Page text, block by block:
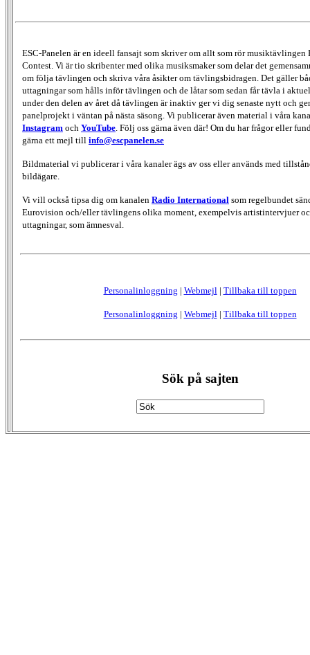
ESC-Panelen är en ideell fansajt som skriver om allt som rör musiktävlingen
Contest. Vi är tio skribenter med olika musiksmaker som delar det
om följa tävlingen och skriva våra åsikter om tävlingsbidragen. Det gäller
uttagningar som hålls inför tävlingen och de låtar som sedan får tävla i
under den delen av året då tävlingen är inaktiv ger vi dig senaste nytt och
panelprojekt i väntan på nästa säsong. Vi publicerar även material i våra
Instagram och YouTube . Följ oss gärna även där! Om du har frågor eller
gärna ett mejl till info@escpanelen.se
Bildmaterial vi publicerar i våra kanaler ägs av oss eller används med
bildägare.
Vi vill också tipsa dig om kanalen Radio International som regelbundet
Eurovision och/eller tävlingens olika moment, exempelvis artistintervjuer
uttagningar, som ämnesval.
Personalinloggning | Webmejl | Tillbaka till toppen
Personalinloggning | Webmejl | Tillbaka till toppen
Sök på sajten